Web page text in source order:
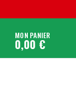
MON PANIER
0,00 €